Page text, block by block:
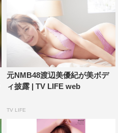
元NMB48渡辺美優紀が美ボデ
ィ披露 | TV LIFE web
TV LIFE